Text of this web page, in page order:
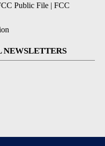
Public File | FCC
NEWSLETTERS